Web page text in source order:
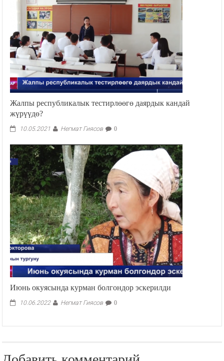
Жалпы республикалык тестирлөөгө даярдык кандай
жүрүүдө?
10.05.2021 Негмат Гиясов 0
Июнь окуясында курман болгондор эскерилди
10.06.2022 Негмат Гиясов 0